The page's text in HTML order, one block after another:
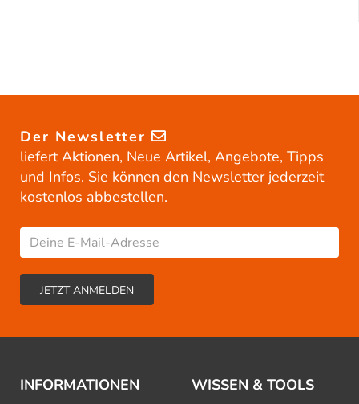
Der Newsletter
liefert Aktionen, Neue Artikel, Angebote, Tipps
und Infos. Sie können den Newsletter jederzeit
kostenlos abbestellen.
INFORMATIONEN WISSEN & TOOLS